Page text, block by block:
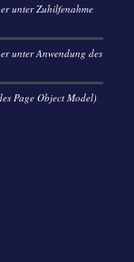
unter Zuhilfenahme
unter Anwendung des
Page Object Model)